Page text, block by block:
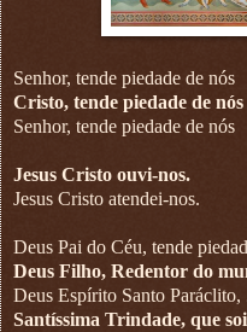
Senhor, tende piedade de nós
Cristo, tende piedade de nós
Senhor, tende piedade de nós
Jesus Cristo ouvi-nos.
Jesus Cristo atendei-nos.
Deus Pai do Céu, tende
Deus Filho, Redentor do
Deus Espírito Santo Paráclito,
Santíssima Trindade, que